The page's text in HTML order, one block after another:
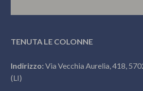
TENUTA LE COLONNE
Indirizzo:Via Vecchia Aurelia, 418,
(LI)